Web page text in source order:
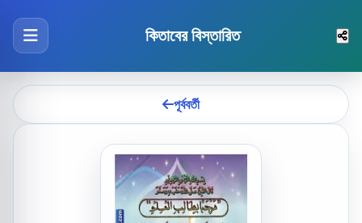
কিতাবের বিস্তারিত
পূর্ববর্তী